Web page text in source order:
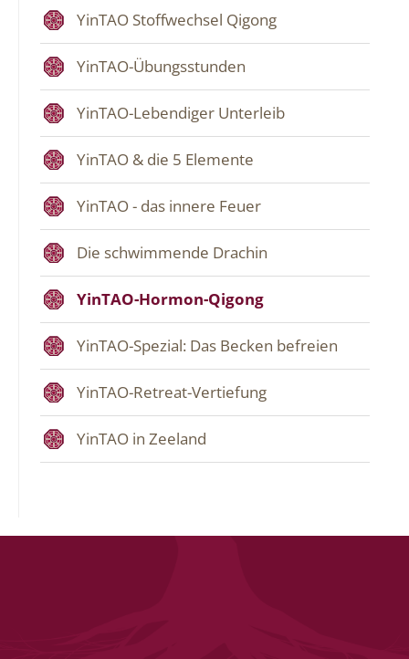
YinTAO Stoffwechsel Qigong
YinTAO-Übungsstunden
YinTAO-Lebendiger Unterleib
YinTAO & die 5 Elemente
YinTAO - das innere Feuer
Die schwimmende Drachin
YinTAO-Hormon-Qigong
YinTAO-Spezial: Das Becken befreien
YinTAO-Retreat-Vertiefung
YinTAO in Zeeland